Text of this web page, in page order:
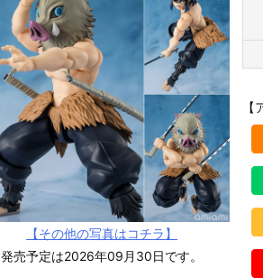
【その他の写真はコチラ】
発売予定は2026年09月30日です。